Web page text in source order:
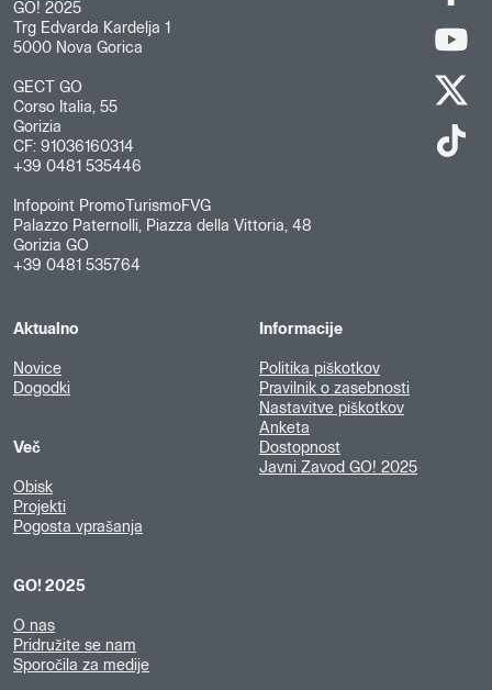
GO! 2025
Trg Edvarda Kardelja 1
5000 Nova Gorica
GECT GO
Corso Italia, 55
Gorizia
CF: 91036160314
+39 0481 535446
Infopoint PromoTurismoFVG
Palazzo Paternolli, Piazza della Vittoria, 48
Gorizia GO
+39 0481 535764
Aktualno
Novice
Dogodki
Več
Obisk
Projekti
Pogosta vprašanja
GO! 2025
O nas
Pridružite se nam
Sporočila za medije
Informacije
Politika piškotkov
Pravilnik o zasebnosti
Nastavitve piškotkov
Anketa
Dostopnost
Javni Zavod GO! 2025